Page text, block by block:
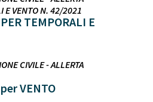
E VENTO N. 42/2021
TEMPORALI E
CIVILE - ALLERTA
VENTO